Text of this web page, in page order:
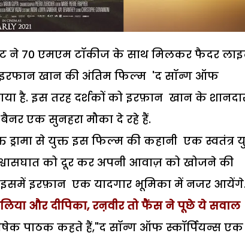
ने 70 एमएम टॉकीज के साथ मिलकर फैदर
इरफान खान की अंतिम फिल्म 'द सॉन्ग ऑफ
है. इस तरह दर्शकों को इरफ़ान खान के
एक सुनहरा मौका दे रहे हैं.
से युक्त इस फिल्म की कहानी एक स्वतंत्र
को दूर कर अपनी आवाज़ को खोजने की
इसमें इरफ़ान एक यादगार भूमिका में नजर
और दीपिका, रऩवीर तो फैंस ने पूछे ये सवाल
पाठक कहते हैं,"द सॉन्ग ऑफ स्कॉर्पियन्स एक